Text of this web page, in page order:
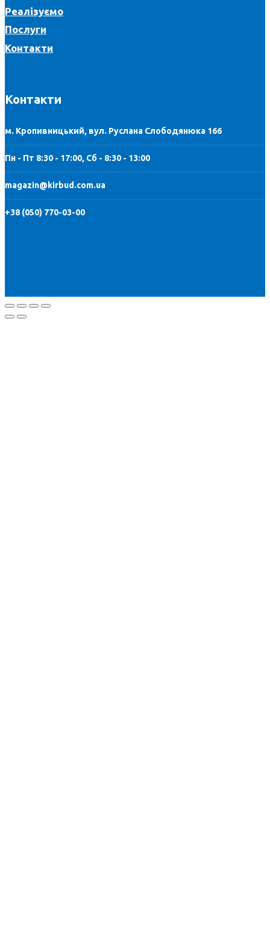
Реалізуємо
Послуги
Контакти
Контакти
м. Кропивницький, вул. Руслана Слободянюка 166
Пн - Пт 8:30 - 17:00, Сб - 8:30 - 13:00
magazin@kirbud.com.ua
+38 (050) 770-03-00